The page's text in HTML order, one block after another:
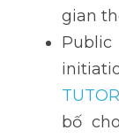
gian
TUTOR
bố